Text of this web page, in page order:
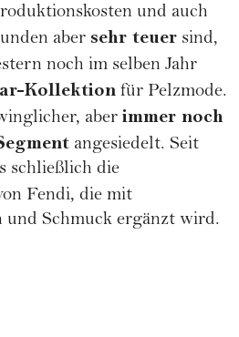
und auch
aber sehr teuer sind,
noch im selben Jahr
Kollektion für Pelzmode.
aber immer noch
angesiedelt. Seit
schließlich die
Fendi, die mit
und Schmuck ergänzt wird.